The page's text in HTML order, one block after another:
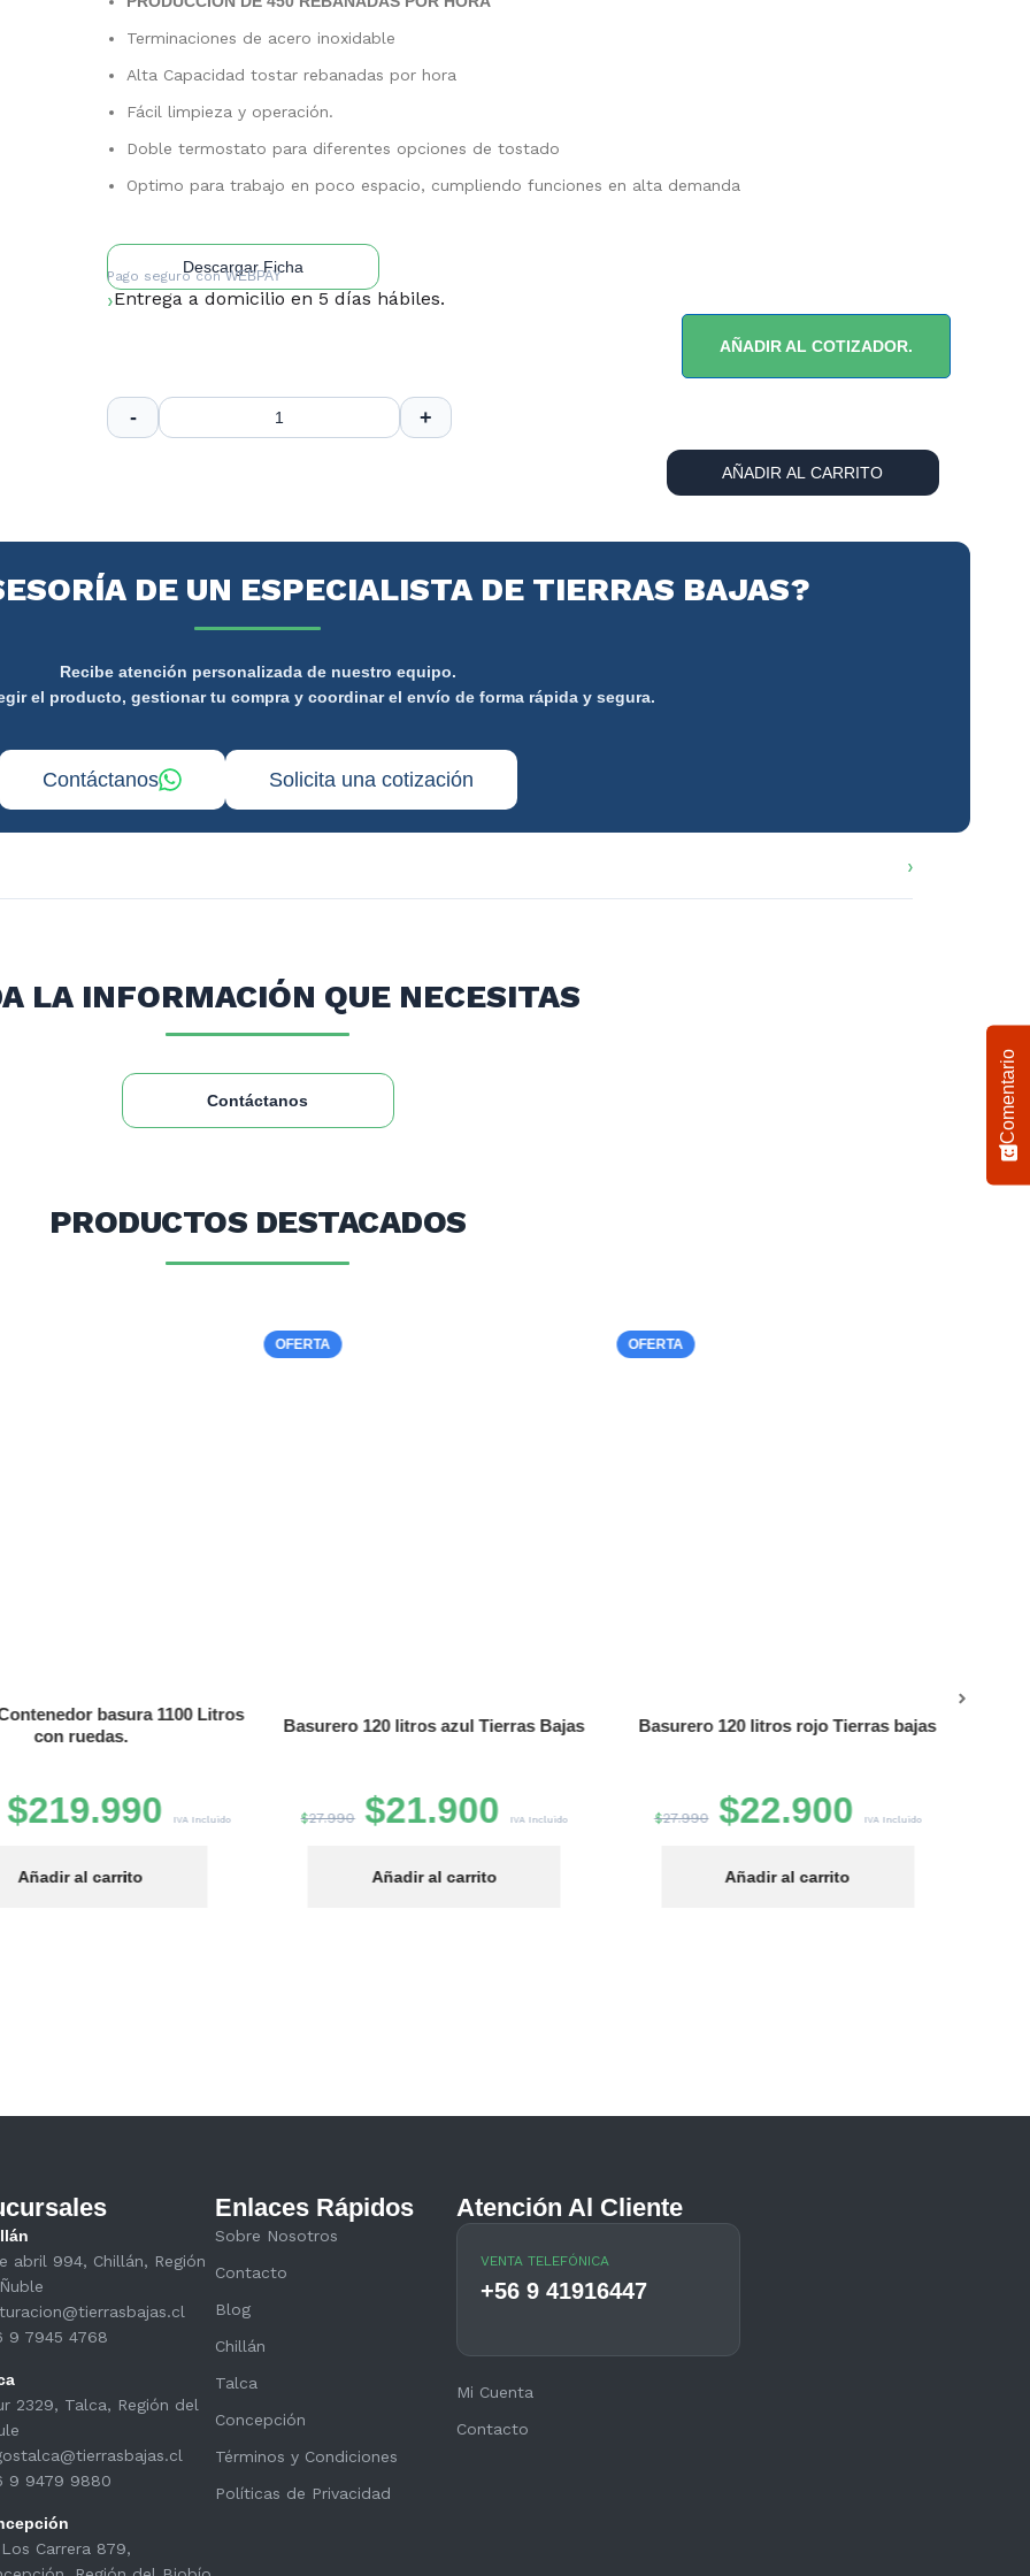
Terminaciones de acero inoxidable
Alta Capacidad tostar rebanadas por hora
Fácil limpieza y operación.
Doble termostato para diferentes opciones de tostado
Optimo para trabajo en poco espacio, cumpliendo funciones en alta demanda
Descargar Ficha
Pago seguro conWEBPAY
Entrega a domicilio en 5 días hábiles.
AÑADIR AL COTIZADOR.
AÑADIR AL CARRITO
DE UN ESPECIALISTA DE TIERRAS BAJAS?
Recibe atención personalizada de nuestro equipo.
el producto, gestionar tu compra y coordinar el envío de forma rápida y segura.
Contáctanos Solicita una cotización
LA INFORMACIÓN QUE NECESITAS
Contáctanos
PRODUCTOS DESTACADOS
basura 1100 Litros
con ruedas.
$219.990 IVA Incluido
Añadir al carrito
OFERTA
Basurero 120 litros azul Tierras Bajas
$27.990 $21.900 IVA Incluido
Añadir al carrito
OFERTA
Basurero 120 litros rojo Tierras bajas
$27.990 $22.900 IVA Incluido
Añadir al carrito
abril 994, Chillán, Región
9 7945 4768
2329, Talca, Región del
9 9479 9880
Los Carrera 879,
Enlaces Rápidos
Sobre Nosotros
Contacto
Blog
Chillán
Talca
Concepción
Términos y Condiciones
Políticas de Privacidad
Atención Al Cliente
VENTA TELEFÓNICA
+56 9 41916447
Mi Cuenta
Contacto
Comentario